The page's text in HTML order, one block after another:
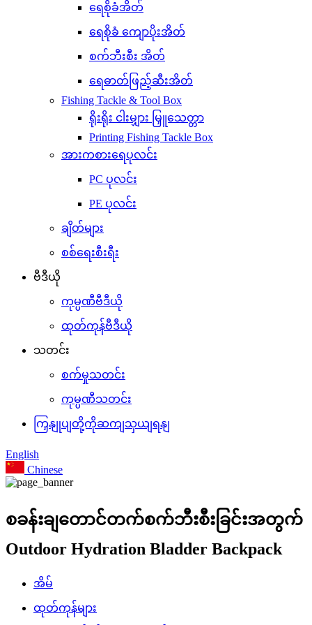
ရေစိုခံအိတ်
ရေစိုခံ ကျောပိုးအိတ်
စက်ဘီးစီး အိတ်
ရေဓာတ်ဖြည့်ဆီးအိတ်
Fishing Tackle & Tool Box
ရိုးရိုး ငါးမျှား မြှူသေတ္တာ
Printing Fishing Tackle Box
အားကစားရေပုလင်း
PC ပုလင်း
PE ပုလင်း
ချိတ်များ
စစ်ရေးစီးရီး
ဗီဒီယို
ကုမ္ပဏီဗီဒီယို
ထုတ်ကုန်ဗီဒီယို
သတင်း
စက်မှုသတင်း
ကုမ္ပဏီသတင်း
ကြှနျုပျတို့ကိုဆကျသှယျရနျ
English
Chinese
စခန်းချတောင်တက်စက်ဘီးစီးခြင်းအတွက်
Outdoor Hydration Bladder Backpack
အိမ်
ထုတ်ကုန်များ